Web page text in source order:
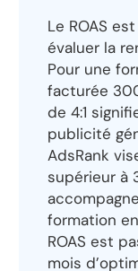
Le ROAS
évaluer la
Pour une
facturée
de 4:1
publicité
AdsRank
supérieur à
formation
ROAS est
mois